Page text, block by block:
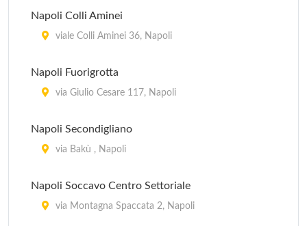
via Campi Flegrei 9, Pozzuoli
Napoli
piazza del Plebiscito 1, Napoli
EPT
piazza dei Martiri 58, Napoli
EPT Stazione Centrale
piazza Giuseppe Garibaldi , Napoli
Napoli Colli Aminei
viale Colli Aminei 36, Napoli
Napoli Fuorigrotta
via Giulio Cesare 117, Napoli
Napoli Secondigliano
via Bakù , Napoli
Napoli Soccavo Centro Settoriale
via Montagna Spaccata 2, Napoli